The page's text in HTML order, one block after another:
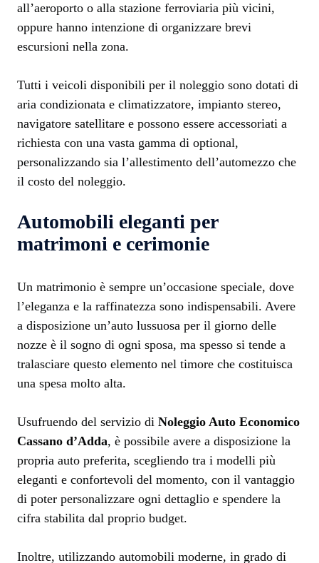
all’aeroporto o alla stazione ferroviaria più vicini,
oppure hanno intenzione di organizzare brevi
escursioni nella zona.
Tutti i veicoli disponibili per il noleggio sono dotati di
aria condizionata e climatizzatore, impianto stereo,
navigatore satellitare e possono essere accessoriati a
richiesta con una vasta gamma di optional,
personalizzando sia l’allestimento dell’automezzo che
il costo del noleggio.
Automobili eleganti per
matrimoni e cerimonie
Un matrimonio è sempre un’occasione speciale, dove
l’eleganza e la raffinatezza sono indispensabili. Avere
a disposizione un’auto lussuosa per il giorno delle
nozze è il sogno di ogni sposa, ma spesso si tende a
tralasciare questo elemento nel timore che costituisca
una spesa molto alta.
Usufruendo del servizio di Noleggio Auto Economico
Cassano d’Adda, è possibile avere a disposizione la
propria auto preferita, scegliendo tra i modelli più
eleganti e confortevoli del momento, con il vantaggio
di poter personalizzare ogni dettaglio e spendere la
cifra stabilita dal proprio budget.
Inoltre, utilizzando automobili moderne, in grado di